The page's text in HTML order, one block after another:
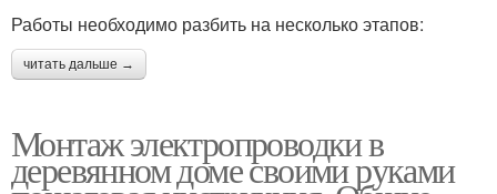
Работы необходимо разбить на несколько этапов:
читать дальше →
Монтаж электропроводки в
деревянном доме своими руками